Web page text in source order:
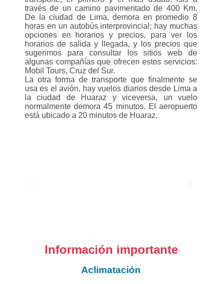
través de un camino pavimentado de 400 Km.
De la ciudad de Lima, demora en promedio 8
horas en un autobús interprovincial; hay muchas
opciones en horarios y precios, para ver los
horarios de salida y llegada, y los precios que
sugerimos para consultar los sitios web de
algunas compañías que ofrecen estos servicios:
Mobil Tours, Cruz del Sur.
La otra forma de transporte que finalmente se
usa es el avión, hay vuelos diarios desde Lima a
la ciudad de Huaraz y viceversa, un vuelo
normalmente demora 45 minutos. El aeropuerto
está ubicado a 20 minutos de Huaraz.
Información importante
Aclimatación